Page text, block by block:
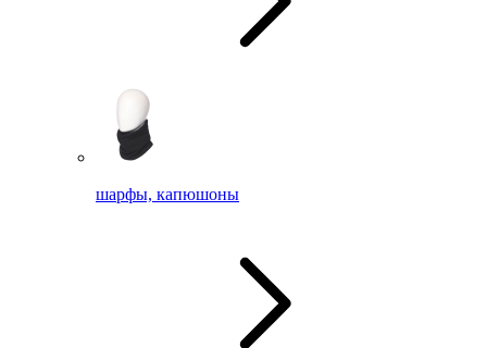
шарфы, капюшоны